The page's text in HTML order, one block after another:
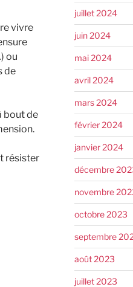
vivre
ou
de
bout de
résister
juillet 2024
juin 2024
mai 2024
avril 2024
mars 2024
février 2024
janvier 2024
décembre
novembre
octobre 2023
septembre
août 2023
juillet 2023